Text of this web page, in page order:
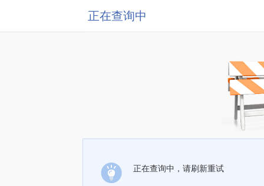
正在查询中
正在查询中，请刷新重试